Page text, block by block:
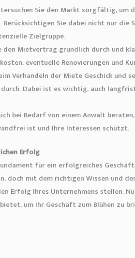
Sie den Markt sorgfältig, um
Sie dabei nicht nur die
Zielgruppe.
den Mietvertrag gründlich durch und
eventuelle Renovierungen und
Verhandeln der Miete Geschick und
Dabei ist es wichtig, auch
bei Bedarf von einem Anwalt
ist und Ihre Interessen schützt.
Erfolg
für ein erfolgreiches
doch mit dem richtigen Wissen und
Erfolg Ihres Unternehmens stellen.
um Ihr Geschäft zum Blühen zu